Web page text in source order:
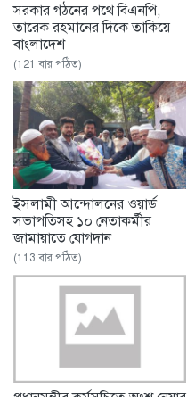
সরকার গঠনের পথে বিএনপি,
তারেক রহমানের দিকে তাকিয়ে
বাংলাদেশ
(121 বার পঠিত)
ইসলামী আন্দোলনের ওয়ার্ড
সভাপতিসহ ১০ নেতাকর্মীর
জামায়াতে যোগদান
(113 বার পঠিত)